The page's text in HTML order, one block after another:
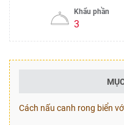
Khẩu phần
3
Cách nấu canh rong biển